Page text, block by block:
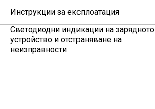
Инструкции за експлоатация
Светодиодни индикации на зарядното
устройство и отстраняване на
неизправности